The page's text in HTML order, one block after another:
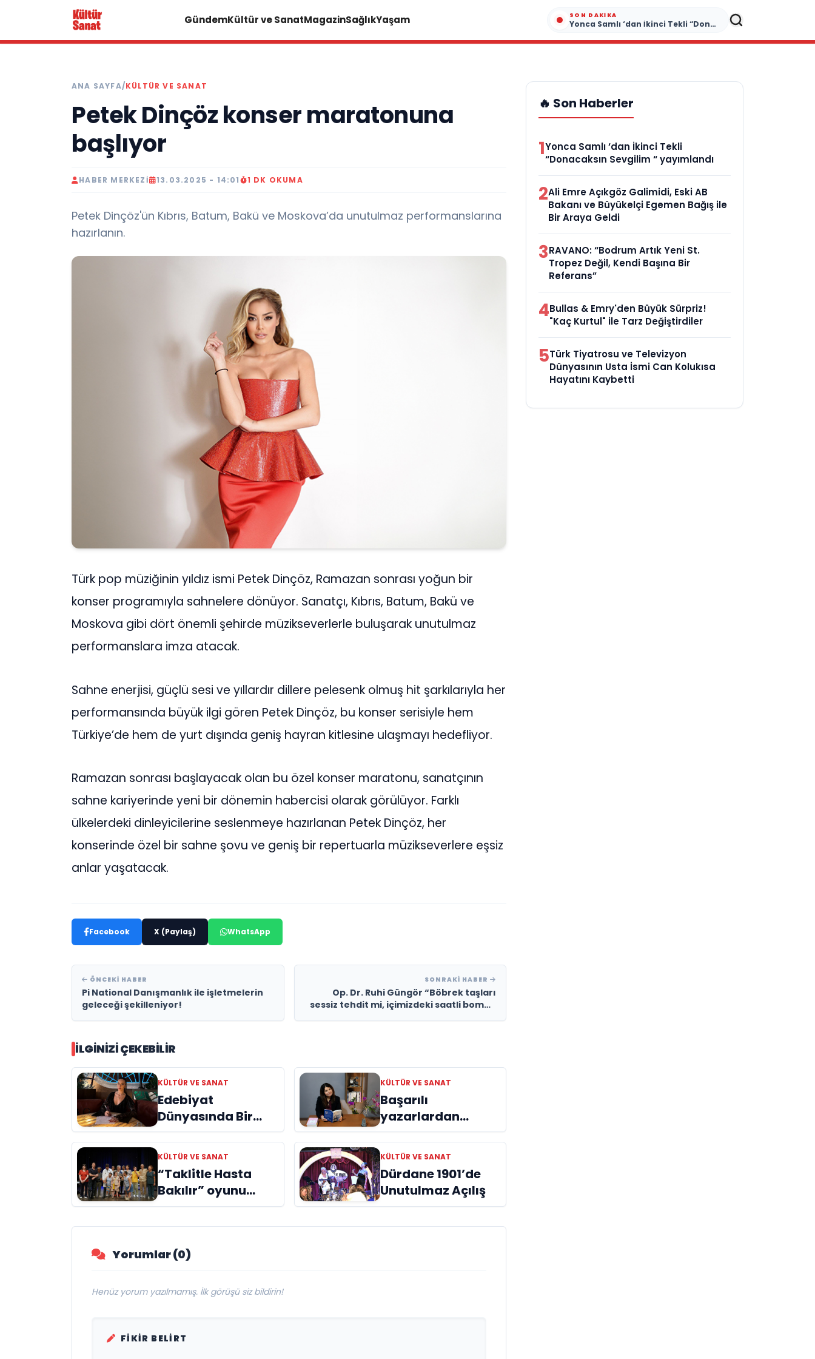
GündemKültür ve SanatMagazinSağlıkYaşam SON DAKIKA
Yonca Samlı ‘dan İkinci Tekli “Donacaksın Sevgilim “ yayımlandı
ANA SAYFA/KÜLTÜR VE SANAT
Petek Dinçöz konser maratonuna
başlıyor
HABER MERKEZI 13.03.2025 - 14:01 1 DK OKUMA
Petek Dinçöz'ün Kıbrıs, Batum, Bakü ve Moskova’da unutulmaz performanslarına
hazırlanın.
Türk pop müziğinin yıldız ismi Petek Dinçöz, Ramazan sonrası yoğun bir
konser programıyla sahnelere dönüyor. Sanatçı, Kıbrıs, Batum, Bakü ve
Moskova gibi dört önemli şehirde müzikseverlerle buluşarak unutulmaz
performanslara imza atacak.
Sahne enerjisi, güçlü sesi ve yıllardır dillere pelesenk olmuş hit şarkılarıyla her
performansında büyük ilgi gören Petek Dinçöz, bu konser serisiyle hem
Türkiye’de hem de yurt dışında geniş hayran kitlesine ulaşmayı hedefliyor.
Ramazan sonrası başlayacak olan bu özel konser maratonu, sanatçının
sahne kariyerinde yeni bir dönemin habercisi olarak görülüyor. Farklı
ülkelerdeki dinleyicilerine seslenmeye hazırlanan Petek Dinçöz, her
konserinde özel bir sahne şovu ve geniş bir repertuarla müzikseverlere eşsiz
anlar yaşatacak.
Facebook X (Paylaş) WhatsApp
ÖNCEKI HABER
Pi National Danışmanlık ile işletmelerin
geleceği şekilleniyor!
SONRAKI HABER
Op. Dr. Ruhi Güngör “Böbrek taşları
sessiz tehdit mi, içimizdeki saatli bomba
İLGINIZI ÇEKEBILIR
KÜLTÜR VE SANAT
Edebiyat
Dünyasında Bir
Genç Deha
Doğuyor: Dilruba
Engin ve Zift Karası
Evreni ‘AVENOİR’
KÜLTÜR VE SANAT
Başarılı
yazarlardan
Azime Savaş’tan
başucu kitabı
“Emanet”
raflardaki yerini
aldı
KÜLTÜR VE SANAT
“Taklitle Hasta
Bakılır” oyunu
engelleri sanatla
aştı
KÜLTÜR VE SANAT
Dürdane 1901’de
Unutulmaz Açılış
Yorumlar (0)
Henüz yorum yazılmamış. İlk görüşü siz bildirin!
FIKIR BELIRT
🔥 Son Haberler
1Yonca Samlı ‘dan İkinci Tekli
“Donacaksın Sevgilim “ yayımlandı
2Ali Emre Açıkgöz Galimidi, Eski AB
Bakanı ve Büyükelçi Egemen Bağış ile
Bir Araya Geldi
3RAVANO: “Bodrum Artık Yeni St.
Tropez Değil, Kendi Başına Bir
Referans”
4Bullas & Emry'den Büyük Sürpriz!
"Kaç Kurtul" ile Tarz Değiştirdiler
5Türk Tiyatrosu ve Televizyon
Dünyasının Usta İsmi Can Kolukısa
Hayatını Kaybetti